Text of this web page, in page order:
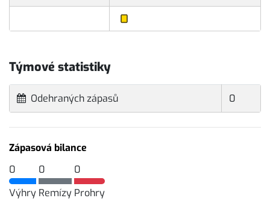
Týmové statistiky
Odehraných zápasů 0
Zápasová bilance
0
Výhry
0
Remízy
0
Prohry